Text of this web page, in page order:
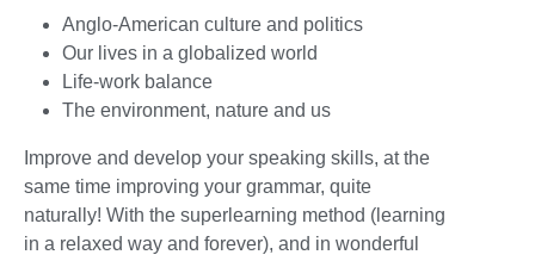
Anglo-American culture and politics
Our lives in a globalized world
Life-work balance
The environment, nature and us
Improve and develop your speaking skills, at the
same time improving your grammar, quite
naturally! With the superlearning method (learning
in a relaxed way and forever), and in wonderful